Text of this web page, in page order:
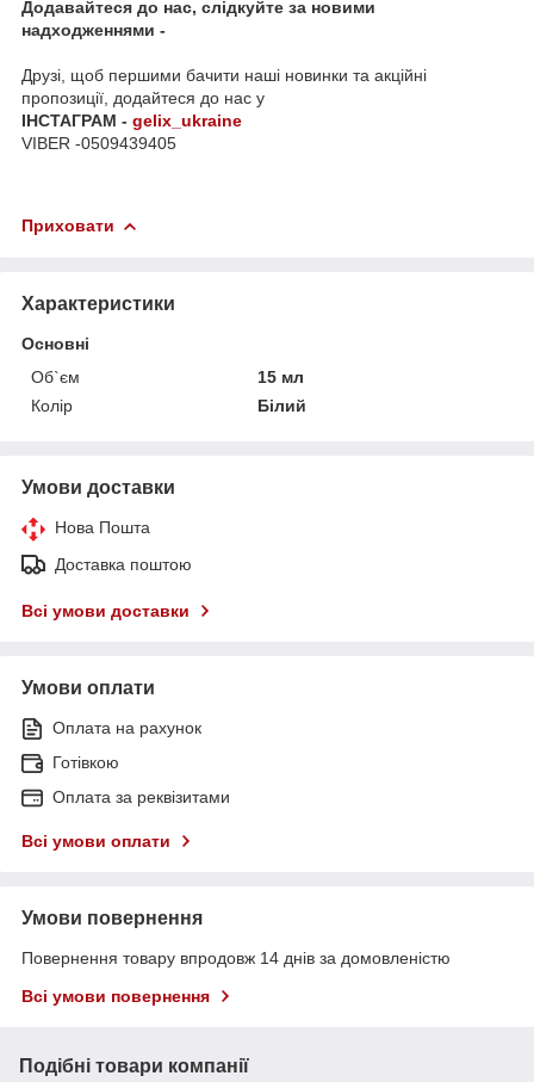
Додавайтеся до нас, слідкуйте за новими
надходженнями -
Друзі, щоб першими бачити наші новинки та акційні
пропозиції, додайтеся до нас у
ІНСТАГРАМ - gelix_ukraine
VIBER -0509439405
Приховати
Характеристики
Основні
Об`єм
15 мл
Колір
Білий
Умови доставки
Нова Пошта
Доставка поштою
Всі умови доставки
Умови оплати
Оплата на рахунок
Готівкою
Оплата за реквізитами
Всі умови оплати
Умови повернення
Повернення товару впродовж 14 днів за домовленістю
Всі умови повернення
Подібні товари компанії